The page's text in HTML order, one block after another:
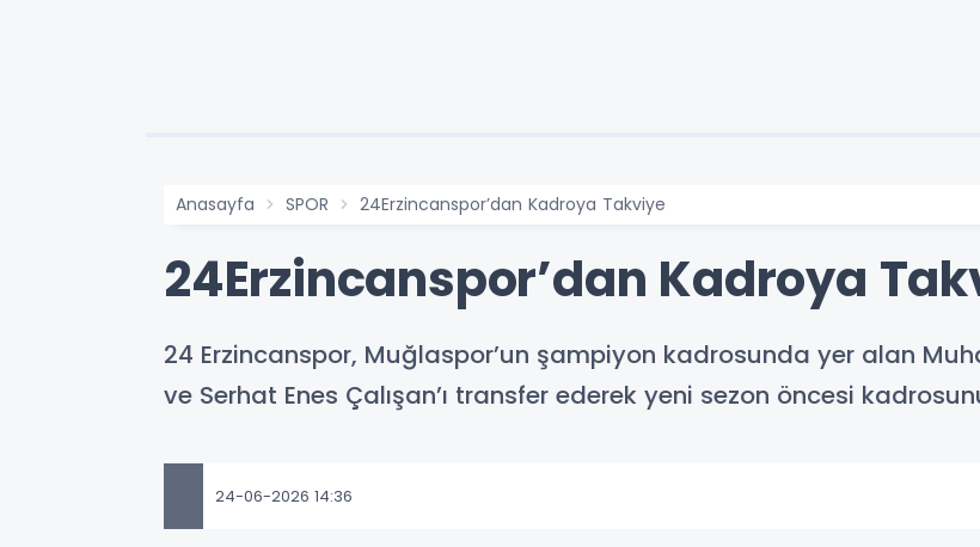
Anasayfa SPOR 24Erzincanspor’dan Kadroya Takviye
24Erzincanspor’dan Kadroya
24 Erzincanspor, Muğlaspor’un şampiyon kadrosunda yer alan
ve Serhat Enes Çalışan’ı transfer ederek yeni sezon öncesi
24-06-2026 14:36